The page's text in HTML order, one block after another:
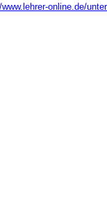
online.de/